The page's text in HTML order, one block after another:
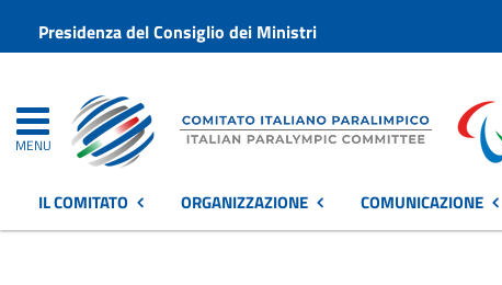
Presidenza del Consiglio dei Ministri
MENU
IL COMITATO ORGANIZZAZIONE COMUNICAZIONE